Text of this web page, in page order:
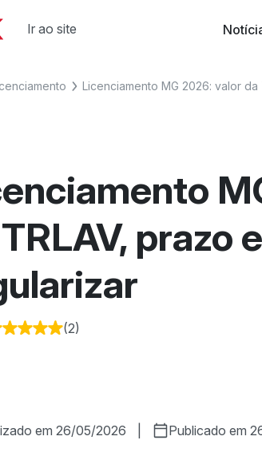
o Blog e conheça todos os nossos
dentro de artigos sobre o
Ir ao site
Licenciamento MG 2026: valor
prazo
(2)
em 26/05/2026 Publicado em